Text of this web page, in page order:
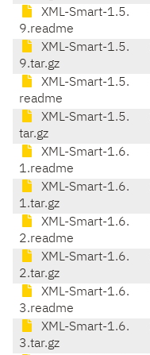
XML-Smart-1.5.
9.readme
XML-Smart-1.5.
9.tar.gz
XML-Smart-1.5.
readme
XML-Smart-1.5.
tar.gz
XML-Smart-1.6.
1.readme
XML-Smart-1.6.
1.tar.gz
XML-Smart-1.6.
2.readme
XML-Smart-1.6.
2.tar.gz
XML-Smart-1.6.
3.readme
XML-Smart-1.6.
3.tar.gz